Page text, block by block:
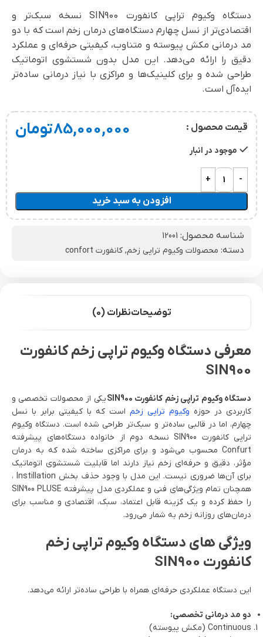
دستگاه وکیوم تراپی کانفورت SIN900 نسخه سبک‌تر و
اقتصادی‌تر از نسل چهارم دستگاه‌های درمان زخم است که با دو
مد درمانی مکش پیوسته و متناوب، کیفیتی حرفه‌ای و عملکرد
دقیق را ارائه می‌دهد. این مدل بدون شستشوی اتوماتیک
طراحی شده و برای کلینیک‌ها و مراکزی با نیاز درمانی ساده‌تر
ایده‌آل است.
قیمت محصول : 85,000,000تومان
موجود در انبار
افزودن به سبد خرید
شناسه محصول: 12001
دسته: محصولات وکیوم تراپی زخم, کانفورت confort
توضیحاتنظرات (0)
معرفی دستگاه وکیوم تراپی زخم کانفورت
SIN900
دستگاه وکیوم تراپی زخم کانفورت SIN900
یکی از محصولات تخصصی و
کاربردی در حوزه وکیوم تراپی زخم است که با کیفیتی برابر با نسل
چهارم، اما در قالبی ساده‌تر و سبک‌تر طراحی شده است. دستگاه وکیوم
تراپی کانفورت SIN900 نسخه دوم از خانواده دستگاه‌های پیشرفته
Confurt محسوب می‌شود و برای مراکزی ساخته شده که به درمان
مؤثر، دقیق و حرفه‌ای زخم نیاز دارند اما قابلیت شستشوی اتوماتیک
برای آن‌ها ضروری نیست. این مدل با وجود حذف بخش Instillation ،
همچنان تمام ویژگی‌های فنی و عملکردی مدل پیشرفته SIN900 PLUSE
را حفظ کرده و یک گزینه قابل اعتماد، سبک، اقتصادی و مناسب برای
درمان‌های روزانه زخم به شمار می‌رود.
ویژگی های دستگاه وکیوم تراپی زخم
کانفورت SIN900
این دستگاه عملکردی حرفه‌ای همراه با طراحی ساده‌تر ارائه می‌دهد.
دو مد درمانی تخصصی:
Continuous (مکش پیوسته)